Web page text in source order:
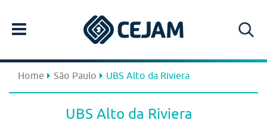
Home São Paulo UBS Alto da Riviera
UBS Alto da Riviera